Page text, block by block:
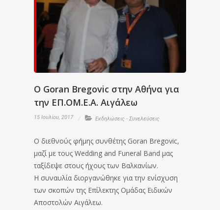
Ο Goran Bregovic στην Αθήνα για
την ΕΠ.ΟΜ.Ε.Α. Αιγάλεω
15 Ιουλίου, 2017 Εκδηλώσεις - Συνελεύσεις
Ο διεθνούς φήμης συνθέτης Goran Bregovic,
μαζί με τους Wedding and Funeral Band μας
ταξίδεψε στους ήχους των Βαλκανίων.
Η συναυλία διοργανώθηκε για την ενίσχυση
των σκοπών της Επίλεκτης Ομάδας Ειδικών
Αποστολών Αιγάλεω.